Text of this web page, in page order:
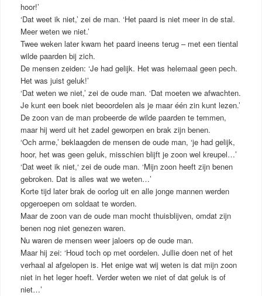
hoor!’
‘Dat weet ik niet,’ zei de man. ‘Het paard is niet meer in de stal.
Meer weten we niet.’
Twee weken later kwam het paard ineens terug – met een tiental
wilde paarden bij zich.
De mensen zeiden: ‘Je had gelijk. Het was helemaal geen pech.
Het was juist geluk!’
‘Dat weten we niet,’ zei de oude man. ‘Dat moeten we afwachten.
Je kunt een boek niet beoordelen als je maar één zin kunt lezen.’
De zoon van de man probeerde de wilde paarden te temmen,
maar hij werd uit het zadel geworpen en brak zijn benen.
‘Och arme,’ beklaagden de mensen de oude man, ‘je had gelijk,
hoor, het was geen geluk, misschien blijft je zoon wel kreupel…’
‘Dat weet ik niet,‘ zei de oude man. ‘Mijn zoon heeft zijn benen
gebroken. Dat is alles wat we weten…’
Korte tijd later brak de oorlog uit en alle jonge mannen werden
opgeroepen om soldaat te worden.
Maar de zoon van de oude man mocht thuisblijven, omdat zijn
benen nog niet genezen waren.
Nu waren de mensen weer jaloers op de oude man.
Maar hij zei: ‘Houd toch op met oordelen. Jullie doen net of het
verhaal al afgelopen is. Het enige wat wij weten is dat mijn zoon
niet in het leger hoeft. Verder weten we niet of dat geluk is of
niet…’